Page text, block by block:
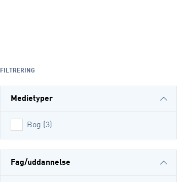
FILTRERING
Medietyper
Bog 3
Fag/uddannelse